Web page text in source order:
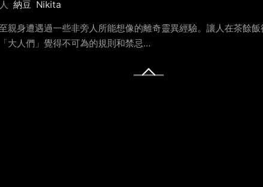
納豆 Nikita
親身遭遇過一些非旁人所能想像的離奇靈異經驗。讓人在茶餘
大人們」覺得不可為的規則和禁忌…